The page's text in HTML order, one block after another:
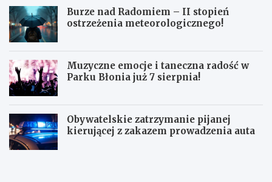
Burze nad Radomiem – II stopień
ostrzeżenia meteorologicznego!
Muzyczne emocje i taneczna radość w
Parku Błonia już 7 sierpnia!
Obywatelskie zatrzymanie pijanej
kierującej z zakazem prowadzenia auta
G
B